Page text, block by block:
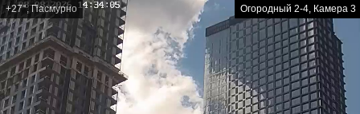
+27°, Пасмурно Огородный 2-4, Камера 3